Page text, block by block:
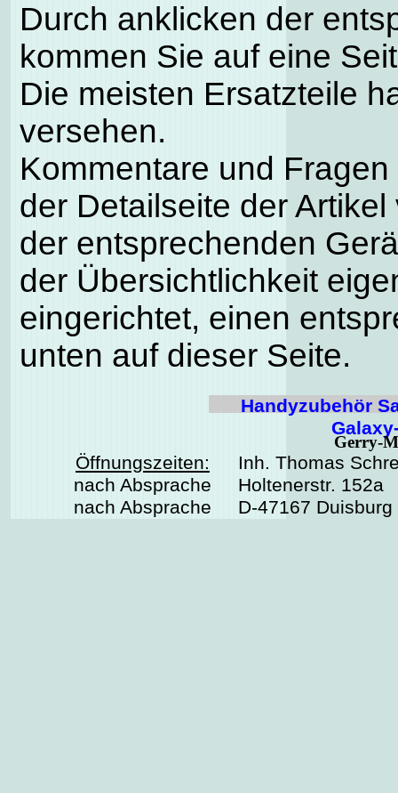
Durch anklicken der
kommen Sie auf eine
Die meisten Ersatzteile
versehen.
Kommentare und
der Detailseite der
der entsprechenden
der Übersichtlichkeit
eingerichtet, einen
unten auf dieser Seite.
Handyzubehör
Gerry-
Öffnungszeiten:
Inh. Thomas
nach Absprache
Holtenerstr. 152a
nach Absprache
D-47167 Duisburg